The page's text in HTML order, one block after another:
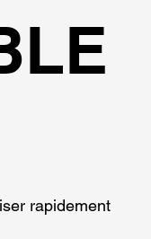
rapidement